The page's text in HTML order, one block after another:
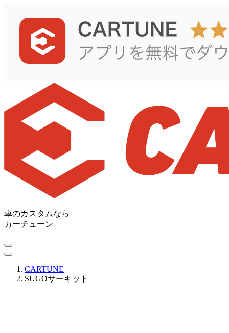
車のカスタムなら
カーチューン
CARTUNE
SUGOサーキット